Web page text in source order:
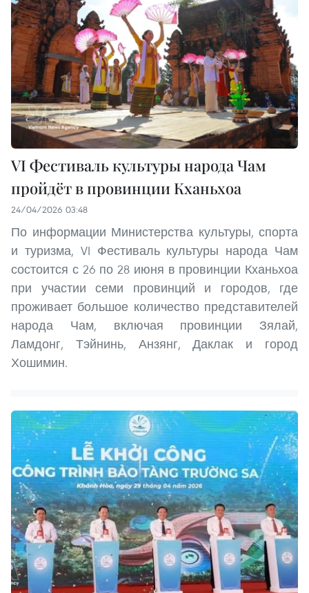
VI Фестиваль культуры народа Чам
пройдёт в провинции Кханьхоа
24/04/2026 03:48
По информации Министерства культуры, спорта
и туризма, VI Фестиваль культуры народа Чам
состоится с 26 по 28 июня в провинции Кханьхоа
при участии семи провинций и городов, где
проживает большое количество представителей
народа Чам, включая провинции Зялай,
Ламдонг, Тэйнинь, Анзянг, Даклак и город
Хошимин.